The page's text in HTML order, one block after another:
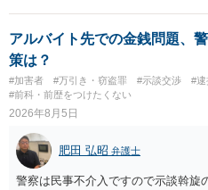
アルバイト先での金銭問題、
策は？
#加害者 #万引き・窃盗罪 #示談交渉
#逮
#前科・前歴をつけたくない
2026年8月5日
肥田 弘昭 弁護士
警察は民事不介入ですので示談斡旋